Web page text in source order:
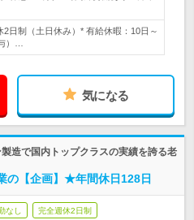
日制（土日休み）* 有給休暇：10日～
）…
気になる
造で国内トップクラスの実績を誇る老
の【企画】★年間休日128日
なし 完全週休2日制